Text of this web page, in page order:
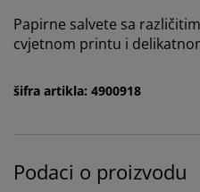
Papirne salvete sa
cvjetnom printu i
šifra artikla: 4900918
Podaci o proizvodu